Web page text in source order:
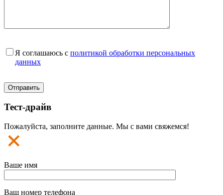
Я соглашаюсь с политикой обработки персональных
данных
Тест-драйв
Пожалуйста, заполните данные. Мы с вами свяжемся!
Ваше имя
Ваш номер телефона